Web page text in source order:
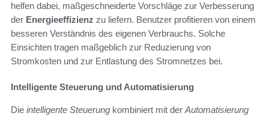
helfen dabei, maßgeschneiderte Vorschläge zur Verbesserung
der Energieeffizienz zu liefern. Benutzer profitieren von einem
besseren Verständnis des eigenen Verbrauchs. Solche
Einsichten tragen maßgeblich zur Reduzierung von
Stromkosten und zur Entlastung des Stromnetzes bei.
Intelligente Steuerung und Automatisierung
Die intelligente Steuerung kombiniert mit der Automatisierung